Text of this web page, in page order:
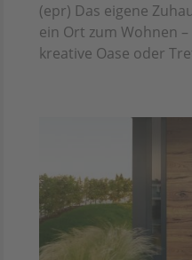
(epr) Das eigene
ein Ort zum Wohnen
kreative Oase oder